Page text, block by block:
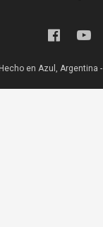
en Azul, Argentina -